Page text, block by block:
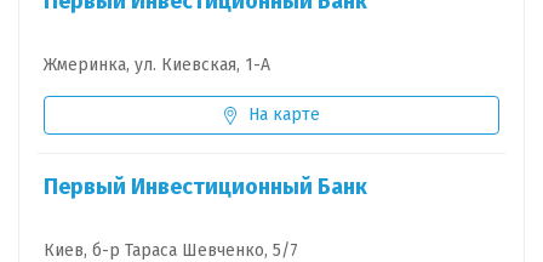
Жмеринка, ул. Киевская, 1-А
На карте
Первый Инвестиционный Банк
Киев, б-р Тараса Шевченко, 5/7